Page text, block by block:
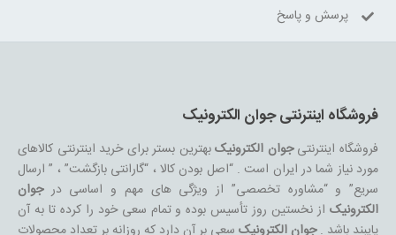
پرسش و پاسخ
فروشگاه اینترنتی جوان الکترونیک
فروشگاه اینترنتیجوان الکترونیکبهترین بستر برای خرید اینترنتی کالاهای
مورد نیاز شما در ایران است . “اصل بودن کالا ، “گارانتی بازگشت” ، ” ارسال
سریع” و “مشاوره تخصصی” از ویژگی های مهم و اساسی درجوان
الکترونیکاز نخستین روز تأسیس بوده و تمام سعی خود را کرده تا به آن
پایبند باشد .جوان الکترونیکسعی بر آن دارد که روزانه بر تعداد محصولات